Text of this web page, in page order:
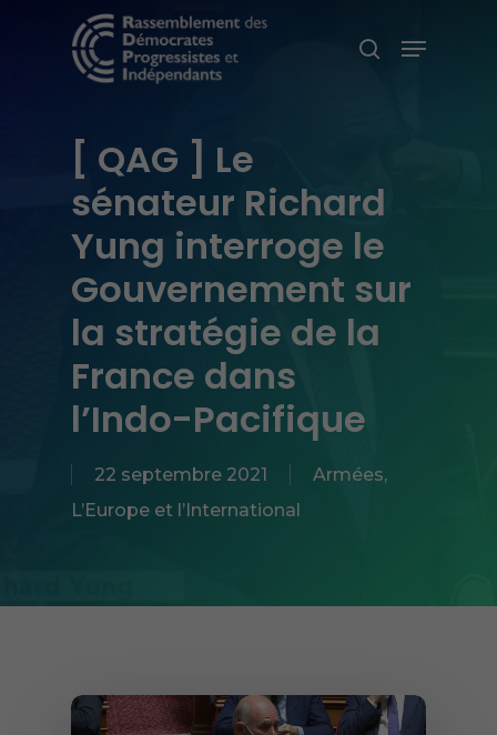
search
Menu
[ QAG ] Le
sénateur Richard
Yung interroge le
Gouvernement sur
la stratégie de la
France dans
l’Indo-Pacifique
22 septembre 2021 Armées,
L’Europe et l’International